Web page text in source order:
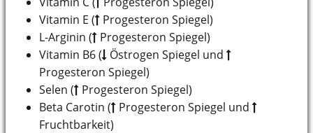
Vitamin E ( Progesteron Spiegel)
L-Arginin ( Progesteron Spiegel)
Vitamin B6 ( Östrogen Spiegel und
Progesteron Spiegel)
Selen ( Progesteron Spiegel)
Beta Carotin ( Progesteron Spiegel und
Fruchtbarkeit)